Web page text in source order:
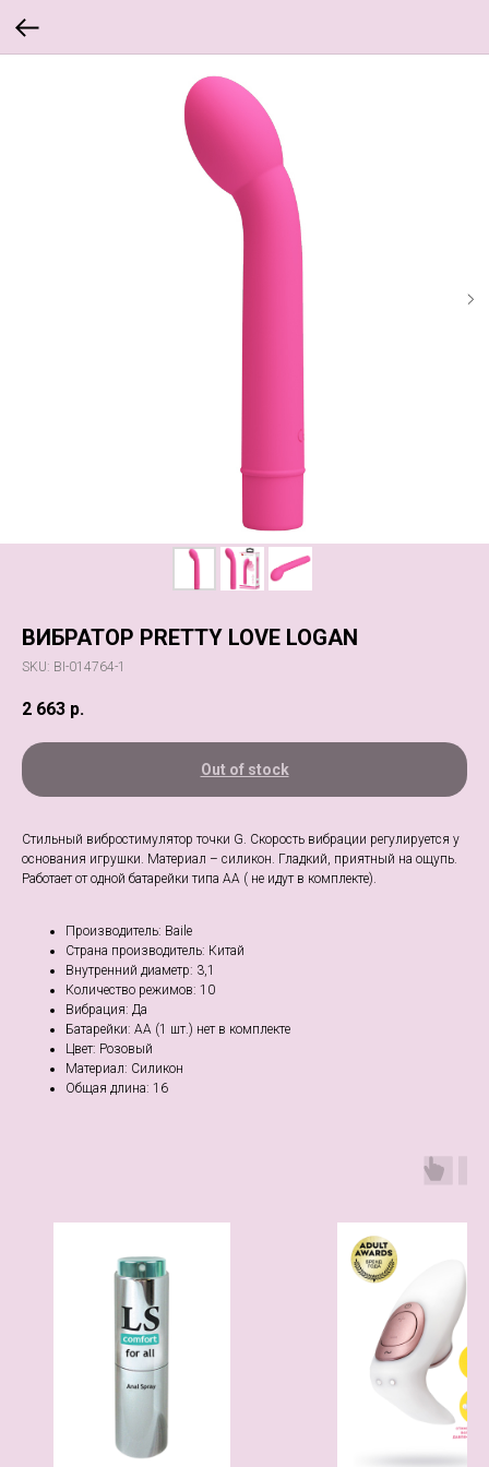
ВИБРАТОР PRETTY LOVE LOGAN
SKU: BI-014764-1
2 663 р.
Out of stock
Cтильный вибростимулятор точки G. Скорость вибрации регулируется у
основания игрушки. Материал – силикон. Гладкий, приятный на ощупь.
Работает от одной батарейки типа АА ( не идут в комплекте).
Производитель: Baile
Страна производитель: Китай
Внутренний диаметр: 3,1
Количество режимов: 10
Вибрация: Да
Батарейки: АА (1 шт.) нет в комплекте
Цвет: Розовый
Материал: Cиликон
Общая длина: 16